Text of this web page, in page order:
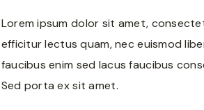
Lorem ipsum dolor sit amet,
efficitur lectus quam, nec euismod
faucibus enim sed lacus faucibus
Sed porta ex sit amet.